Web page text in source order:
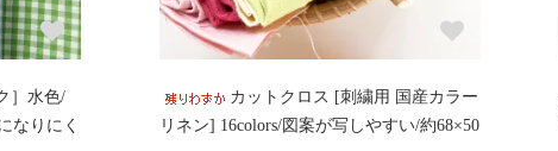
］水色/
なりにく
カットクロス [刺繍用 国産カラー
リネン] 16colors/図案が写しやすい/約68×50